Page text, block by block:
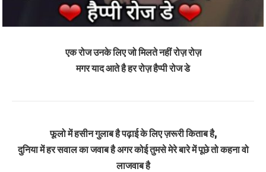
एक रोज उनके लिए जो मिलते नहीं रोज़ रोज़
मगर याद आते है हर रोज़ हैप्पी रोज डे
फूलो में हसीन गुलाब है पढ़ाई के लिए ज़रूरी किताब है,
दुनिया में हर सवाल का जवाब है अगर कोई तुमसे मेरे बारे में पूछे तो कहना वो
लाजवाब है